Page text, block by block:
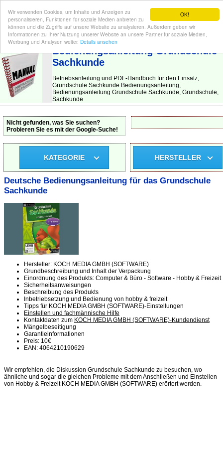
OK!
Wir verwenden Cookies, um Inhalte und Anzeigen zu
personalisieren, Funktionen für soziale Medien anbieten zu
können und die Zugriffe auf unsere Website zu analysieren. Außerdem geben wir
Informationen zu Ihrer Nutzung unserer Website an unsere Partner für soziale Medien,
Werbung und Analysen weiter. Details ansehen
BEDIENUNGSANLEITUNG| Hier finden Sie die deutsche Anleitung!
Bedienungsanleitung Grundschule
Sachkunde
Betriebsanleitung und PDF-Handbuch für den Einsatz,
Grundschule Sachkunde Bedienungsanleitung,
Bedienungsanleitung Grundschule Sachkunde, Grundschule,
Sachkunde
Nicht gefunden, was Sie suchen?
Probieren Sie es mit der Google-Suche!
KATEGORIE HERSTELLER
Deutsche Bedienungsanleitung für das Grundschule
Sachkunde
Hersteller: KOCH MEDIA GMBH (SOFTWARE)
Grundbeschreibung und Inhalt der Verpackung
Einordnung des Produkts: Computer & Büro - Software - Hobby & Freizeit
Sicherheitsanweisungen
Beschreibung des Produkts
Inbetriebsetzung und Bedienung von hobby & freizeit
Tipps für KOCH MEDIA GMBH (SOFTWARE)-Einstellungen
Einstellen und fachmännische Hilfe
Kontaktdaten zum KOCH MEDIA GMBH (SOFTWARE)-Kundendienst
Mängelbeseitigung
Garantieinformationen
Preis: 10€
EAN: 4064210190629
Wir empfehlen, die Diskussion Grundschule Sachkunde zu besuchen, wo
ähnliche und sogar die gleichen Probleme mit dem Anschließen und Einstellen
von Hobby & Freizeit KOCH MEDIA GMBH (SOFTWARE) erörtert werden.